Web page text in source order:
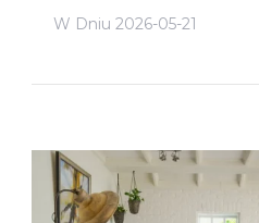
W Dniu 2026-05-21